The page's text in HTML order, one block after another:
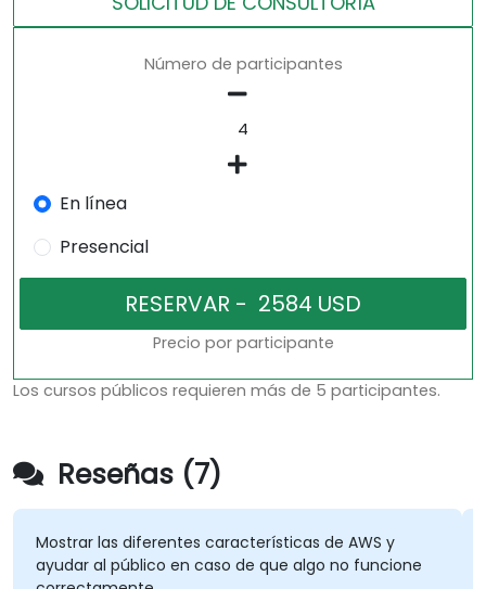
Número de participantes
En línea
Presencial
Precio por participante
Los cursos públicos requieren más de 5 participantes.
Reseñas (7)
Mostrar las diferentes características de AWS y
ayudar al público en caso de que algo no funcione